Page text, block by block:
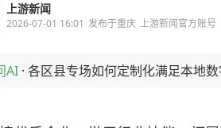
上游新闻
2026-07-01 16:01 发布于重庆 上游新闻官方账号
AI · 各区县专场如何定制化满足本地数